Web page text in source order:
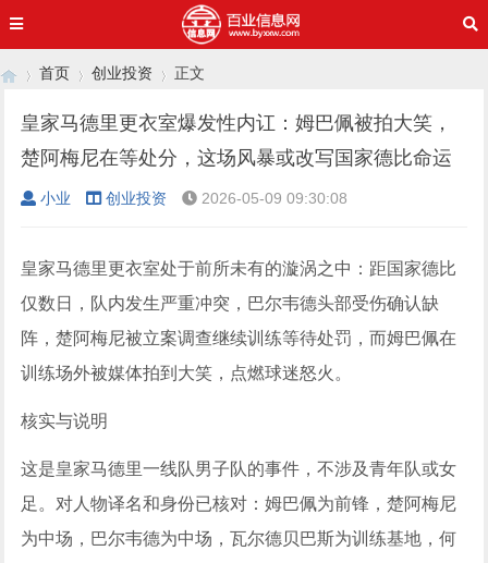
›
首页
›
创业投资
›
正文
皇家马德里更衣室爆发性内讧：姆巴佩被拍大笑，
楚阿梅尼在等处分，这场风暴或改写国家德比命运
小业 创业投资 2026-05-09 09:30:08
皇家马德里更衣室处于前所未有的漩涡之中：距国家德比
仅数日，队内发生严重冲突，巴尔韦德头部受伤确认缺
阵，楚阿梅尼被立案调查继续训练等待处罚，而姆巴佩在
训练场外被媒体拍到大笑，点燃球迷怒火。
核实与说明
这是皇家马德里一线队男子队的事件，不涉及青年队或女
足。对人物译名和身份已核对：姆巴佩为前锋，楚阿梅尼
为中场，巴尔韦德为中场，瓦尔德贝巴斯为训练基地，何